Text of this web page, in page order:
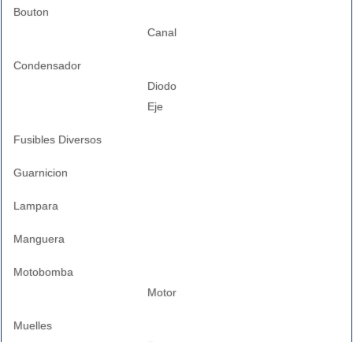
Bouton
Canal
Condensador
Diodo
Eje
Fusibles Diversos
Guarnicion
Lampara
Manguera
Motobomba
Motor
Muelles